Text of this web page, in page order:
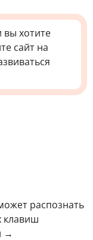
вы хотите
сайт на
распознать
клавиш
→